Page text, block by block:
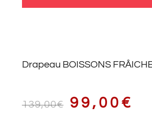
Drapeau BOISSONS
139,00€ LE
99,00 €